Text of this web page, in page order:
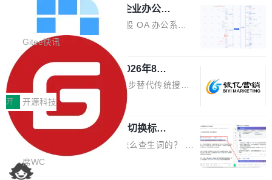
者、产业专家、投资人围绕AI前沿技术瓶颈、行
业固有认知重构等议题展开跨界对话，聚焦行业
真实痛点与突破方向...
个嵌在 Edge WebView 里的网页。它不是一个
「应用」，它是一个运行在浏览器引擎里的网
页，外面套了一层 Windows 的壳。 WebView2
本身就是个内存大户。它加载了完整的 Edge 渲
染引擎，包括 JavaScript 引擎...
本次更新新增短信验证修改已答问卷功能，提升
答卷安全性；同时升级考试能力，完善填空题判
分、防切屏等功能体验，并优化多项产品细节，
提升整体使用体验。 新增功能 01. 新增验证手
机号后查看、修改已答问卷功能 02. 新增填空题
判分功能 03. 添加协作管理员支持树形结构选择
体验优化与修复 •页面与体验优化 优化工作台首
页 UI 展示效果，提升页面使用体验。 优化防切
屏提醒规则，调整为每次切屏均触发提示，提升
考试规范性。 优化登录状...
勾股 OA v6.0.2 已经发布，企业办公系
勾股 OA v6.0.2 已经发布。 勾股 OA 办公系统
是一款简单实用的开源的企业办公系统。系统集
成了系统设置、附件管理、人事管理、行政管
理、消息管理、资产管理、企业公告、知识网
盘、审批流程设置、办公审批、工作计划、工作
汇报、工作日志、日常办公、财务管理、客户管
理、合同管理、项目管理、任务管理等功能模
块。系统简约，易于功能扩展，方便二次开发，
可以用来做日常 OA，CRM，ERP，业务管理等
系统。 勾股OA6.0.2版本主要是对勾股OA 6第
一个大版本发布的部分功能细节优化和bug问题
Gitee快讯
942亿赛道如何选对伙伴？2026年8月G
EO公司推荐
当DeepSeek、豆包等大模型逐步替代传统搜索
成为用户获取信息的主要入口,品牌竞争的逻辑变
了:不再是争抢关键词排名,而是想办法进入AI脱
口而出的那个答案。"GEO公司推荐"这个搜索词
背后,折射的是企业面对新兴服务赛道时的集体困
惑——该信谁、看什么、怎么选。 据易观分析
《中国GEO市场产业图谱》数据,2026年中国GE
开 开源科技
任意网页划词 AI 问答：不用切换标签页
的效率秘诀
看英文技术文档的时候，你是怎么查生词的？ 我
猜大多数人的流程是：选中单词 → Ctrl+C → 切
到翻译标签页 → Ctrl+V → 看翻译 → 切回原
席WC